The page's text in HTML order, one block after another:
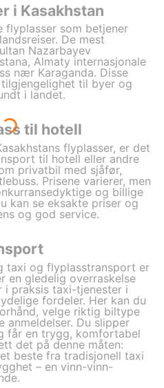
i Kasakhstan
flyplasser som betjener
De mest
Nazarbayev
Almaty internasjonale
nær Karaganda. Disse
til byer og
i landet.
til hotell
flyplasser, er det
til hotell eller andre
privatbil med sjåfør,
Prisene varierer, men
og billige
kan se eksakte priser og
og god service.
taxi og flyplasstransport er
en gledelig overraskelse
i praksis taxi-tjenester i
fordeler. Her kan du
velge riktig biltype
anmeldelser. Du slipper
får en trygg, komfortabel
det på denne måten:
beste fra tradisjonell taxi
– en vinn-vinn-